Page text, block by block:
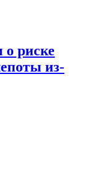
о риске
из-